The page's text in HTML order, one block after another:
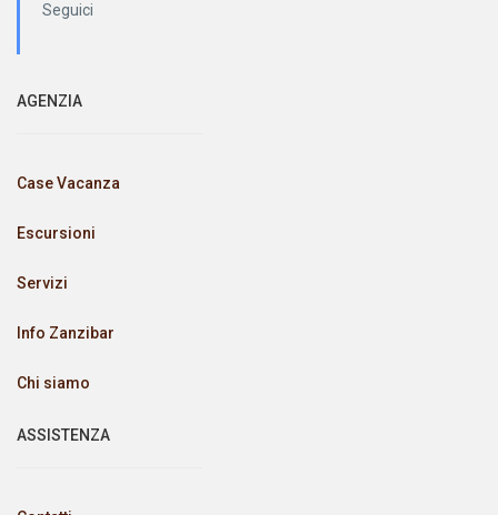
Seguici
AGENZIA
Case Vacanza
Escursioni
Servizi
Info Zanzibar
Chi siamo
ASSISTENZA